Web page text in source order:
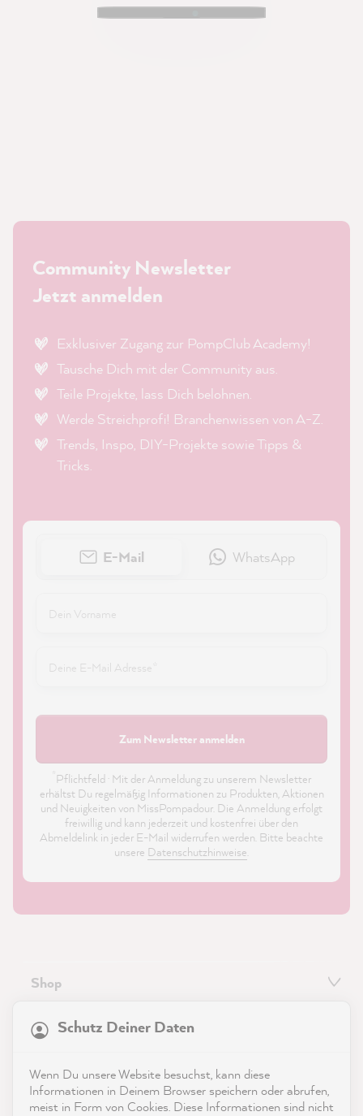
Community Newsletter
Jetzt anmelden
Exklusiver Zugang zur PompClub Academy!
Tausche Dich mit der Community aus.
Teile Projekte, lass Dich belohnen.
Werde Streichprofi! Branchenwissen von A-Z.
Trends, Inspo, DIY-Projekte sowie Tipps &
Tricks.
E-Mail WhatsApp
Zum Newsletter anmelden
Pflichtfeld · Mit der Anmeldung zu unserem Newsletter
erhältst Du regelmäßig Informationen zu Produkten, Aktionen
und Neuigkeiten von MissPompadour. Die Anmeldung erfolgt
freiwillig und kann jederzeit und kostenfrei über den
Abmeldelink in jeder E-Mail widerrufen werden. Bitte beachte
unsere Datenschutzhinweise.
Shop
Service
Kontakt
App herunterladen
Schutz Deiner Daten
Wenn Du unsere Website besuchst, kann diese
Informationen in Deinem Browser speichern oder abrufen,
meist in Form von Cookies. Diese Informationen sind nicht
reviews-io